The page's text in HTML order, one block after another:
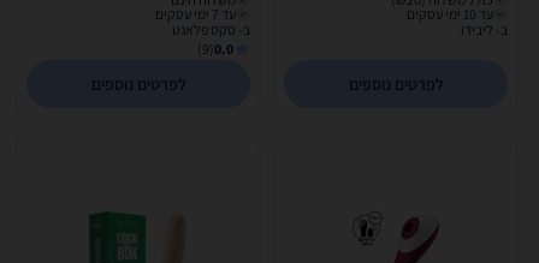
עד 10 ימי עסקים
ב- ליבידו
לפרטים נוספים
עד 7 ימי עסקים
ב- סקס פלאנט
0.0
(9)
לפרטים נוספים